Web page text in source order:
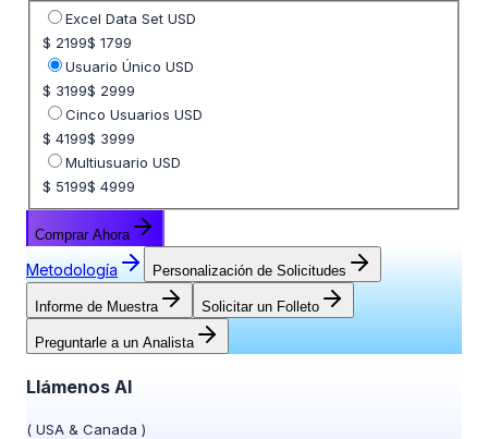
Seleccione opción de precio
Excel Data Set USD
$ 2199$ 1799
Usuario Único USD
$ 3199$ 2999
Cinco Usuarios USD
$ 4199$ 3999
Multiusuario USD
$ 5199$ 4999
Comprar Ahora
Metodología Personalización de Solicitudes
Informe de Muestra Solicitar un Folleto
Preguntarle a un Analista
Llámenos Al
( USA & Canada )